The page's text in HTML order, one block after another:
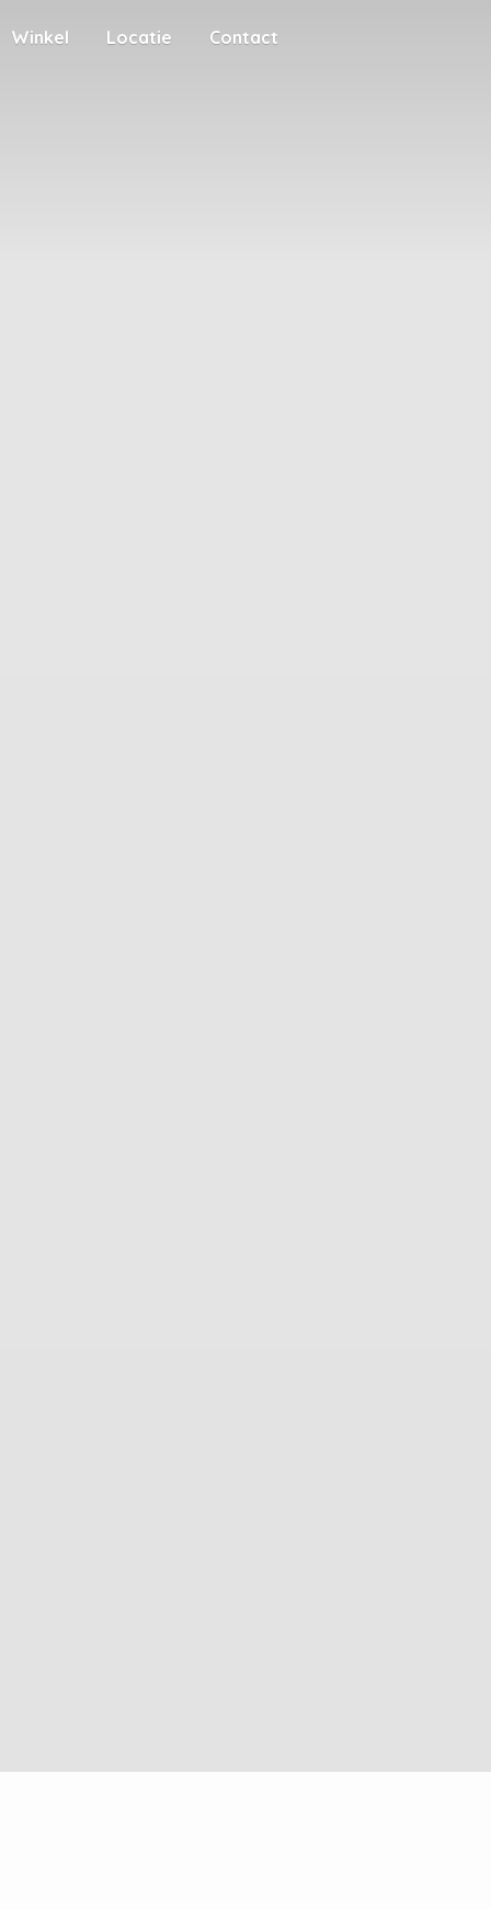
Winkel Locatie Contact